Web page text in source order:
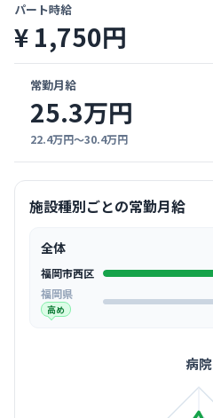
パート時給
¥ 1,750円
常勤月給
25.3万円
22.4万円〜30.4万円
施設種別ごとの常勤月給
全体
福岡市西区
福岡県
高め
病院